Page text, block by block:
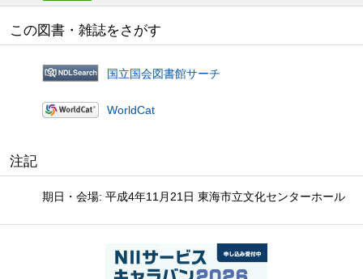
この図書・雑誌をさがす
国立国会図書館サーチ
WorldCat
注記
期日・会場: 平成4年11月21日 東海市立文化センターホール